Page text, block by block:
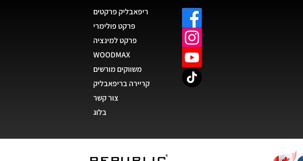
ריפאבליק פרקטים
פרקט פולימרי
פרקט למינציה
WOODMAX
משווקים מורשים
קריירה בריפאבליק
צור קשר
בלוג